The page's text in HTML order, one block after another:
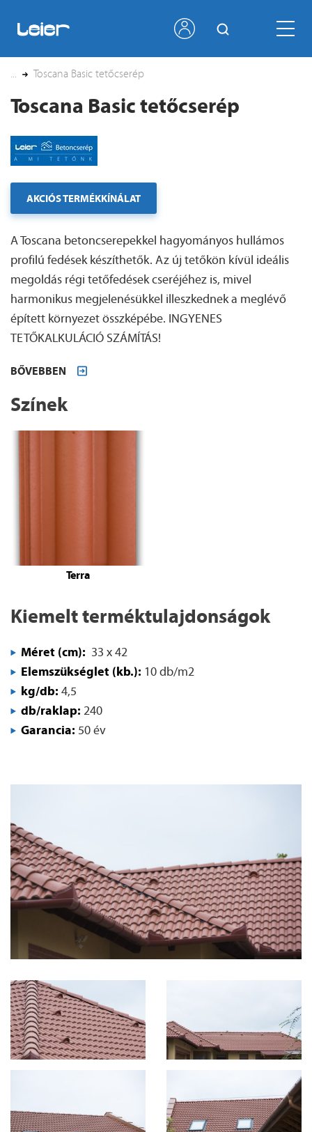
... Toscana Basic tetőcserép
Toscana Basic tetőcserép
AKCIÓS TERMÉKKÍNÁLAT
A Toscana betoncserepekkel hagyományos hullámos
profilú fedések készíthetők. Az új tetőkön kívül ideális
megoldás régi tetőfedések cseréjéhez is, mivel
harmonikus megjelenésükkel illeszkednek a meglévő
épített környezet összképébe. INGYENES
TETŐKALKULÁCIÓ SZÁMÍTÁS!
BŐVEBBEN
Színek
Terra
Kiemelt terméktulajdonságok
Méret (cm): 33 x 42
Elemszükséglet (kb.): 10 db/m2
kg/db: 4,5
db/raklap: 240
Garancia: 50 év